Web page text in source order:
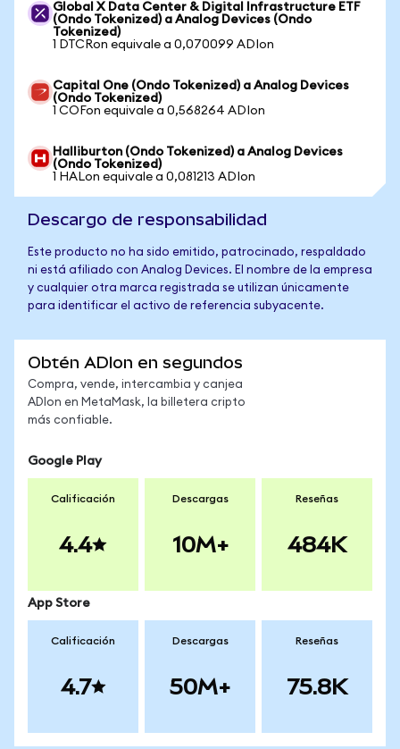
Global X Data Center & Digital Infrastructure ETF
(Ondo Tokenized) a Analog Devices (Ondo
Tokenized)
1 DTCRon equivale a 0,070099 ADIon
Capital One (Ondo Tokenized) a Analog Devices
(Ondo Tokenized)
1 COFon equivale a 0,568264 ADIon
Halliburton (Ondo Tokenized) a Analog Devices
(Ondo Tokenized)
1 HALon equivale a 0,081213 ADIon
Descargo de responsabilidad
Este producto no ha sido emitido, patrocinado, respaldado
ni está afiliado con Analog Devices. El nombre de la empresa
y cualquier otra marca registrada se utilizan únicamente
para identificar el activo de referencia subyacente.
Obtén ADIon en segundos
Compra, vende, intercambia y canjea
ADIon en MetaMask, la billetera cripto
más confiable.
Google Play
Calificación
4.4
Descargas
10M+
Reseñas
484K
App Store
Calificación
4.7
Descargas
50M+
Reseñas
75.8K